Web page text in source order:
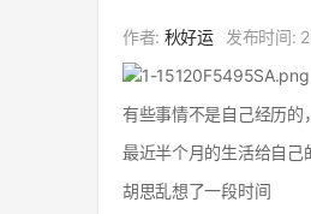
作者: 秋好运 发布时间:
有些事情不是自己经历的
最近半个月的生活给自己
胡思乱想了一段时间